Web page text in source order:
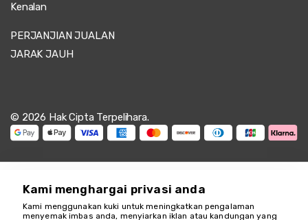
Kenalan
PERJANJIAN JUALAN
JARAK JAUH
© 2026 Hak Cipta Terpelihara.
Kami menghargai privasi anda
Kami menggunakan kuki untuk meningkatkan pengalaman
menyemak imbas anda, menyiarkan iklan atau kandungan yang
Kami di sini untuk